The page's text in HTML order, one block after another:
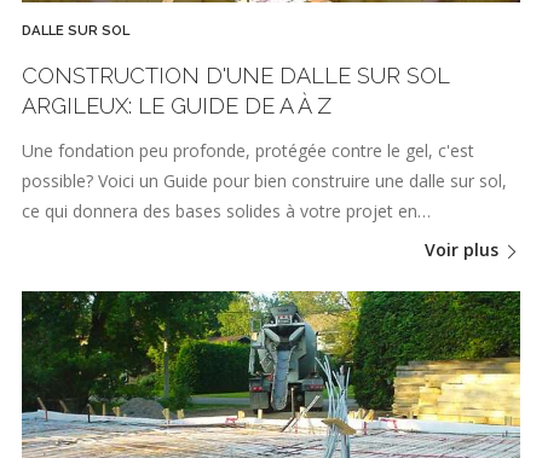
DALLE SUR SOL
CONSTRUCTION D'UNE DALLE SUR SOL
ARGILEUX: LE GUIDE DE A À Z
Une fondation peu profonde, protégée contre le gel, c'est
possible? Voici un Guide pour bien construire une dalle sur sol,
ce qui donnera des bases solides à votre projet en…
Voir plus